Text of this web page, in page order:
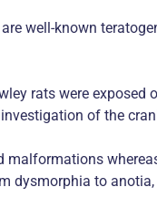
well-known
rats were
of the
malformations
dysmorphia to